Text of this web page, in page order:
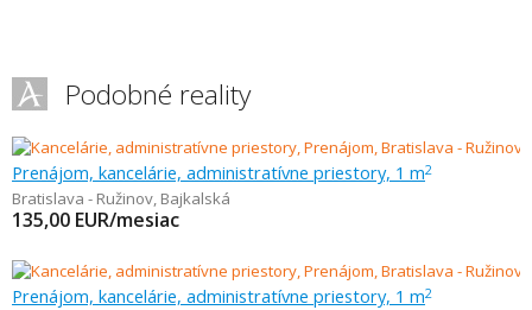
Podobné reality
Prenájom, kancelárie, administratívne priestory, 1 m2
Bratislava - Ružinov, Bajkalská
135,00 EUR/mesiac
Prenájom, kancelárie, administratívne priestory, 1 m2